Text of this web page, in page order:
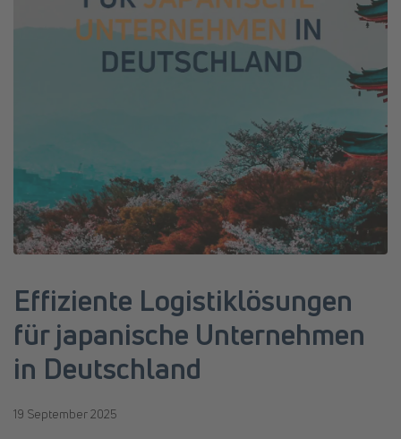
Effiziente Logistiklösungen
für japanische Unternehmen
in Deutschland
19 September 2025